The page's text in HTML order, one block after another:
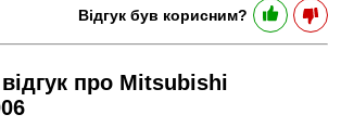
Відгук був корисним?
про Mitsubishi